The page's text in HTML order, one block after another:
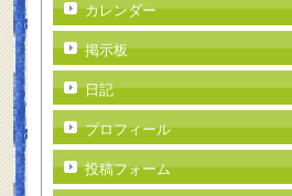
カレンダー
掲示板
日記
プロフィール
投稿フォーム